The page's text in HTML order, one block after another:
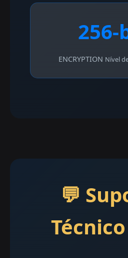
256-
ENCRYPTION Nível
💬